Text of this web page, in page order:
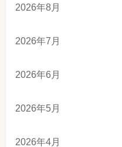
2026年8月
2026年7月
2026年6月
2026年5月
2026年4月